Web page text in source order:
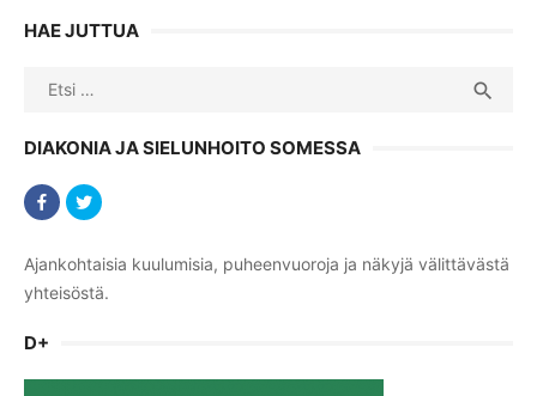
HAE JUTTUA
Search

DIAKONIA JA SIELUNHOITO SOMESSA
Ajankohtaisia kuulumisia, puheenvuoroja ja näkyjä välittävästä
yhteisöstä.
D+